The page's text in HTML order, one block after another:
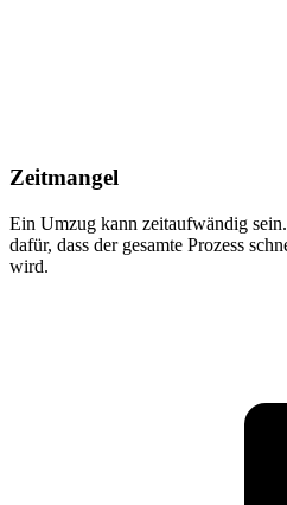
Zeitmangel
Ein Umzug kann zeitaufwändig
dafür, dass der gesamte Prozess
wird.